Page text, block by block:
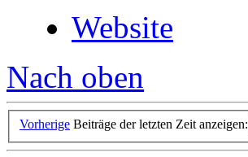
Website
Nach oben
Vorherige Beiträge der letzten Zeit anzeigen: